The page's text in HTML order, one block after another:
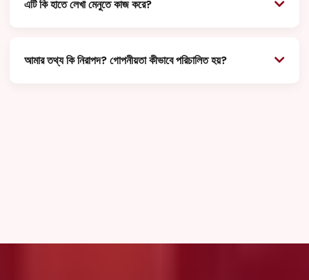
স্ল্যাং-এর ক্ষেত্রে), আমাদের নির্ভুলতা ব্যতিক্রমীভাবে উচ্চ এবং ক্রমাগত উন্নতি
এটি কি হাতে লেখা মেনুতে কাজ করে?
হাতের লেখাও। নির্ভুলতা লেখার পাঠযোগ্যতার উপর নির্ভর করে, তবে এটি চ্যালেঞ্জিং
আমার তথ্য কি নিরাপদ? গোপনীয়তা কীভাবে পরিচালিত হয়?